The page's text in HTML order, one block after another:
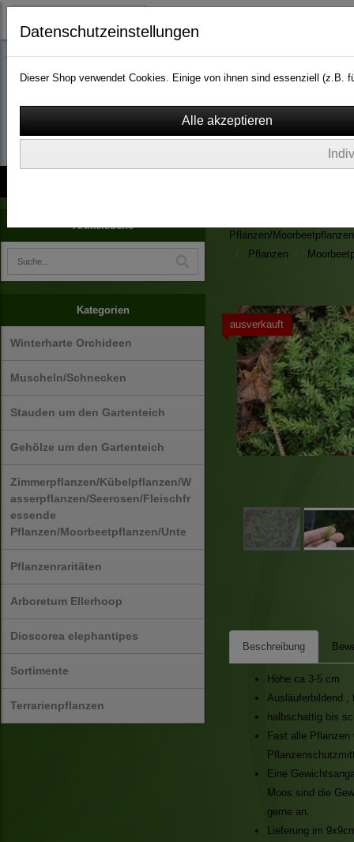
wassergarten-
Artikelsuche
Kategorien
Winterharte Orchideen
Muscheln/Schnecken
Stauden um den Gartenteich
Gehölze um den Gartenteich
Zimmerpflanzen/Kübelpflanzen/W
asserpflanzen/Seerosen/Fleischfr
essende
Pflanzen/Moorbeetpflanzen/Unte
Pflanzenraritäten
Arboretum Ellerhoop
Dioscorea elephantipes
Sortimente
Terrarienpflanzen
Pflanzen/
Pflanzen
ausverkauft
Beschreibung
Höhe ca 3-5 cm
Ausläuferbildend ,
halbschattig bis
Fast alle
Eine
Moos sind die
gerne an.
Lieferung im
Datenschutzeinstellungen
Dieser Shop verwendet Cookies. Einige von ihnen sind essenziell (z.B.